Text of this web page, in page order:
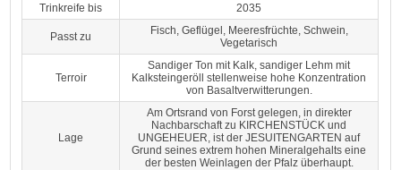
Trinkreife bis
2035
Passt zu
Fisch, Geflügel, Meeresfrüchte, Schwein,
Vegetarisch
Terroir
Sandiger Ton mit Kalk, sandiger Lehm mit
Kalksteingeröll stellenweise hohe Konzentration
von Basaltverwitterungen.
Lage
Am Ortsrand von Forst gelegen, in direkter
Nachbarschaft zu KIRCHENSTÜCK und
UNGEHEUER, ist der JESUITENGARTEN auf
Grund seines extrem hohen Mineralgehalts eine
der besten Weinlagen der Pfalz überhaupt.